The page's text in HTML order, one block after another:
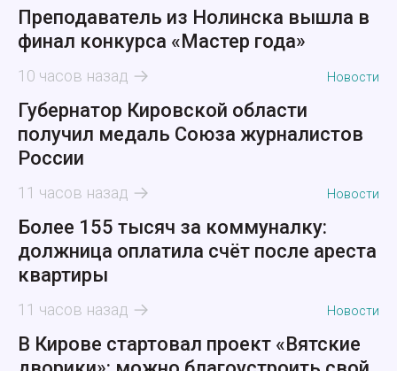
Преподаватель из Нолинска вышла в
финал конкурса «Мастер года»
10 часов назад Новости
Губернатор Кировской области
получил медаль Союза журналистов
России
11 часов назад Новости
Более 155 тысяч за коммуналку:
должница оплатила счёт после ареста
квартиры
11 часов назад Новости
В Кирове стартовал проект «Вятские